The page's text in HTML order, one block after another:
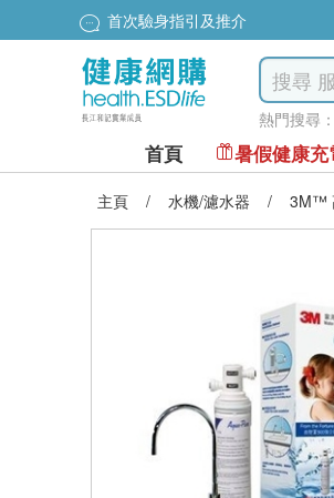
首次驗身指引及推介
熱門搜尋：
首頁 暑假健康充
主頁 / 水機/濾水器 / 3M™